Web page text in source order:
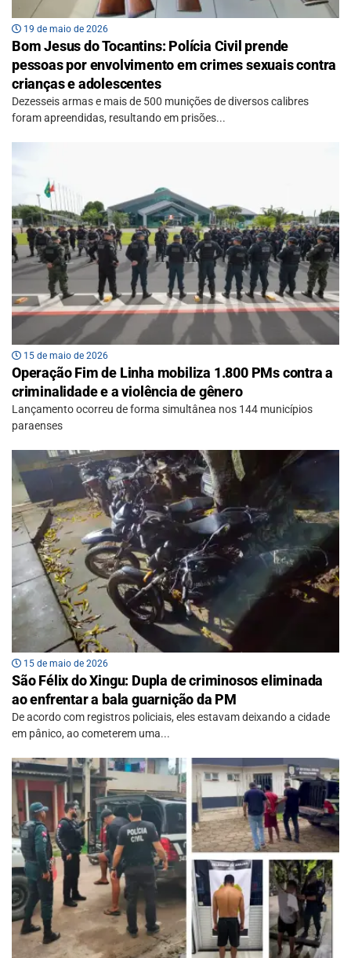
19 de maio de 2026
Bom Jesus do Tocantins: Polícia Civil prende
pessoas por envolvimento em crimes sexuais contra
crianças e adolescentes
Dezesseis armas e mais de 500 munições de diversos calibres
foram apreendidas, resultando em prisões...
15 de maio de 2026
Operação Fim de Linha mobiliza 1.800 PMs contra a
criminalidade e a violência de gênero
Lançamento ocorreu de forma simultânea nos 144 municípios
paraenses
15 de maio de 2026
São Félix do Xingu: Dupla de criminosos eliminada
ao enfrentar a bala guarnição da PM
De acordo com registros policiais, eles estavam deixando a cidade
em pânico, ao cometerem uma...